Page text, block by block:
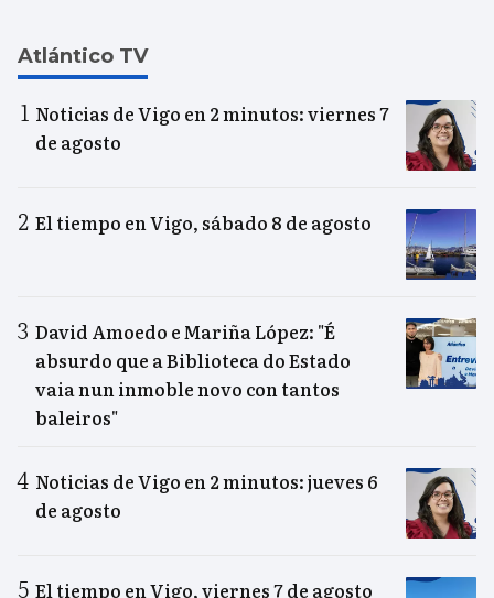
Atlántico TV
Noticias de Vigo en 2 minutos: viernes 7
de agosto
El tiempo en Vigo, sábado 8 de agosto
David Amoedo e Mariña López: "É
absurdo que a Biblioteca do Estado
vaia nun inmoble novo con tantos
baleiros"
Noticias de Vigo en 2 minutos: jueves 6
de agosto
El tiempo en Vigo, viernes 7 de agosto